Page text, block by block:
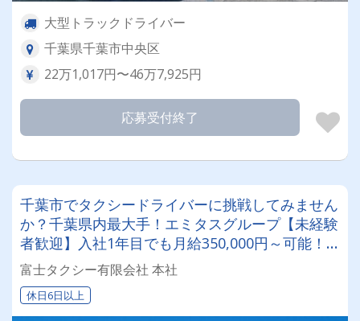
大型トラックドライバー
千葉県千葉市中央区
22万1,017円〜46万7,925円
応募受付終了
千葉市でタクシードライバーに挑戦してみません
か？千葉県内最大手！エミタスグループ【未経験
者歓迎】入社1年目でも月給350,000円～可能！
教育制度も充実＋2種免許取得支援もあるのでご
安心を♪
富士タクシー有限会社 本社
休日6日以上